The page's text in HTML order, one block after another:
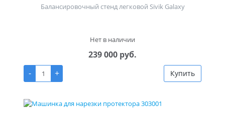
Балансировочный стенд легковой Sivik Galaxy
Нет в наличии
239 000 руб.
-
+ Купить